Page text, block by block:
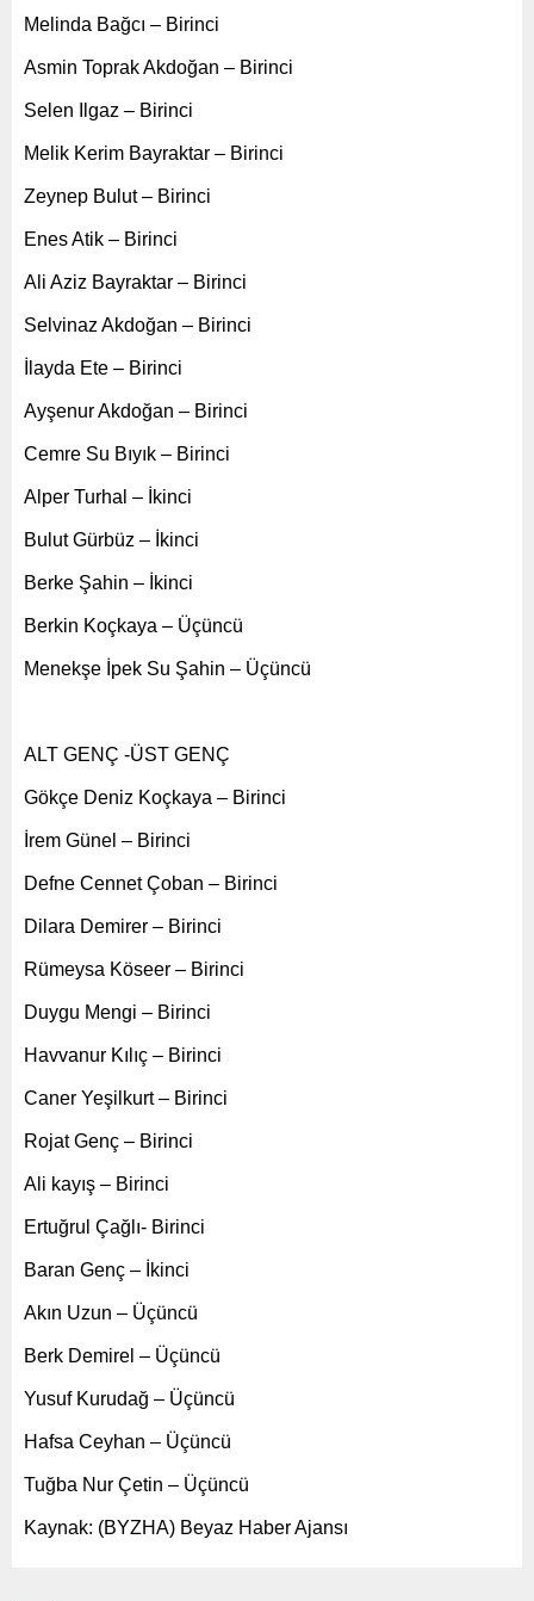
Melinda Bağcı – Birinci
Asmin Toprak Akdoğan – Birinci
Selen Ilgaz – Birinci
Melik Kerim Bayraktar – Birinci
Zeynep Bulut – Birinci
Enes Atik – Birinci
Ali Aziz Bayraktar – Birinci
Selvinaz Akdoğan – Birinci
İlayda Ete – Birinci
Ayşenur Akdoğan – Birinci
Cemre Su Bıyık – Birinci
Alper Turhal – İkinci
Bulut Gürbüz – İkinci
Berke Şahin – İkinci
Berkin Koçkaya – Üçüncü
Menekşe İpek Su Şahin – Üçüncü
ALT GENÇ -ÜST GENÇ
Gökçe Deniz Koçkaya – Birinci
İrem Günel – Birinci
Defne Cennet Çoban – Birinci
Dilara Demirer – Birinci
Rümeysa Köseer – Birinci
Duygu Mengi – Birinci
Havvanur Kılıç – Birinci
Caner Yeşilkurt – Birinci
Rojat Genç – Birinci
Ali kayış – Birinci
Ertuğrul Çağlı- Birinci
Baran Genç – İkinci
Akın Uzun – Üçüncü
Berk Demirel – Üçüncü
Yusuf Kurudağ – Üçüncü
Hafsa Ceyhan – Üçüncü
Tuğba Nur Çetin – Üçüncü
Kaynak: (BYZHA) Beyaz Haber Ajansı